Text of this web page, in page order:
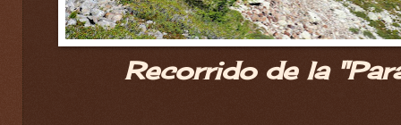
Recorrido de la